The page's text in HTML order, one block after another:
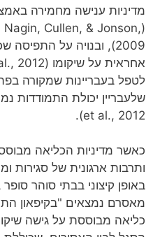
מדיניות ענישה מחמירה
Cullen, & Jonson,
2009), ובנויה על
et al., 2012).
כאשר מדיניות הכליאה
ותרבות ארגונית של סגירות
כליאה מבוססת על גישה